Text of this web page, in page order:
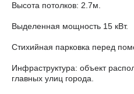
Высота потолков: 2.7м.
Выделенная мощность 15 кВт.
Стихийная парковка перед
Инфраструктура: объект
главных улиц города.